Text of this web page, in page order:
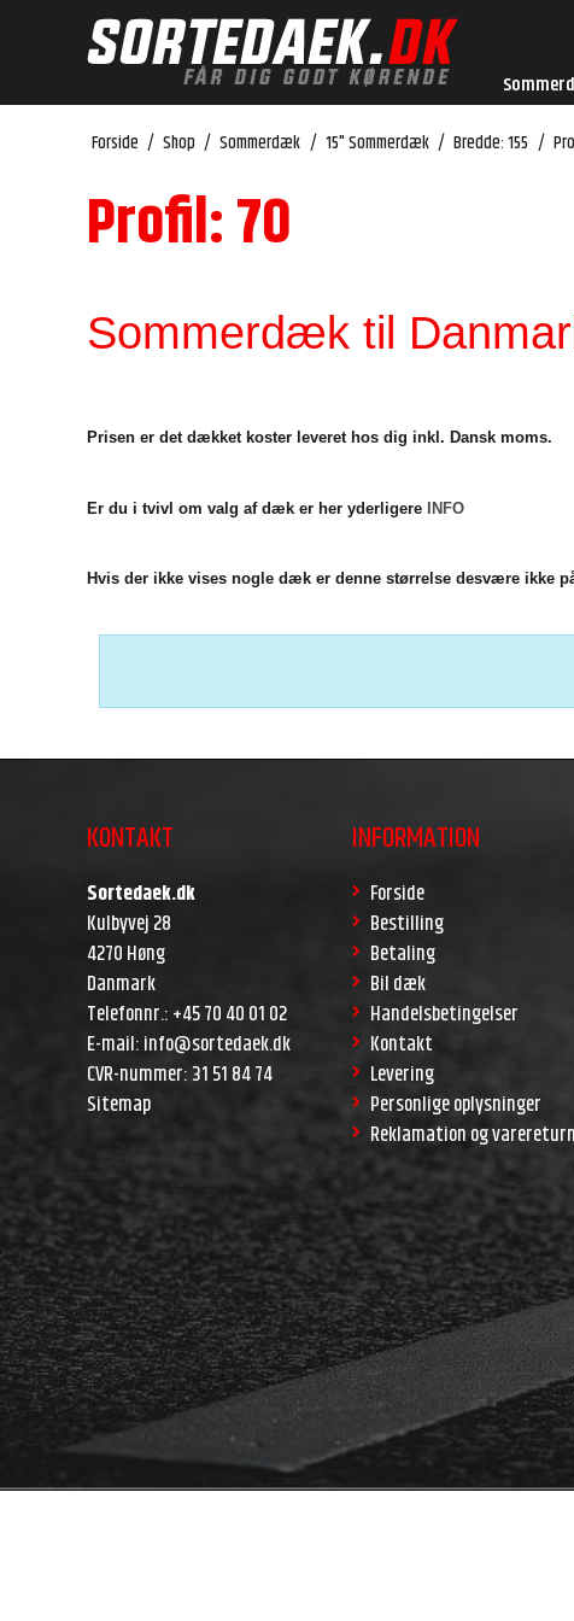
Forside / Shop / Sommerdæk / 15" Sommerdæk / Bredde: 155 /
Profil: 70
Sommerdæk til
Prisen er det dækket koster leveret hos dig inkl. Dansk moms.
Er du i tvivl om valg af dæk er her yderligere INFO
Hvis der ikke vises nogle dæk er denne størrelse desvære ikke
KONTAKT
Sortedaek.dk
Kulbyvej 28
4270 Høng
Danmark
Telefonnr.:+45 70 40 01 02
E-mail:info@sortedaek.dk
CVR-nummer:31 51 84 74
Sitemap
INFORMATION
Forside
Bestilling
Betaling
Bil dæk
Handelsbetingelser
Kontakt
Levering
Personlige oplysninger
Reklamation og